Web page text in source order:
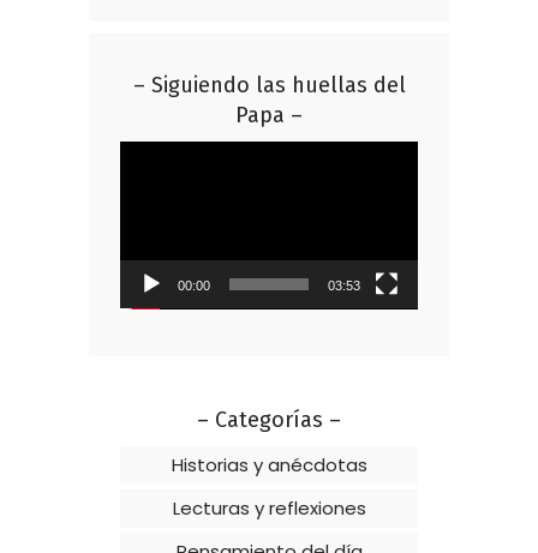
– Siguiendo las huellas del
Papa –
00:00 03:53
– Categorías –
Historias y anécdotas
Lecturas y reflexiones